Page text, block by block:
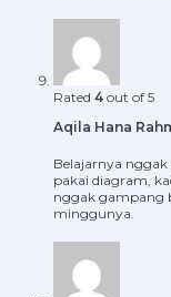
Rated 4 out of 5
Aqila Hana
Belajarnya
pakai diagram,
nggak gampang
minggunya.